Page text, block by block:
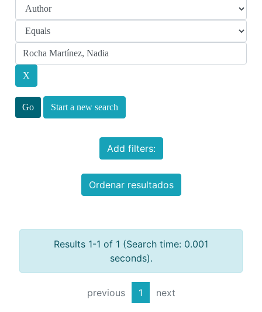
Start a new search
Add filters:
Ordenar resultados
Results 1-1 of 1 (Search time: 0.001
seconds).
previous 1 next